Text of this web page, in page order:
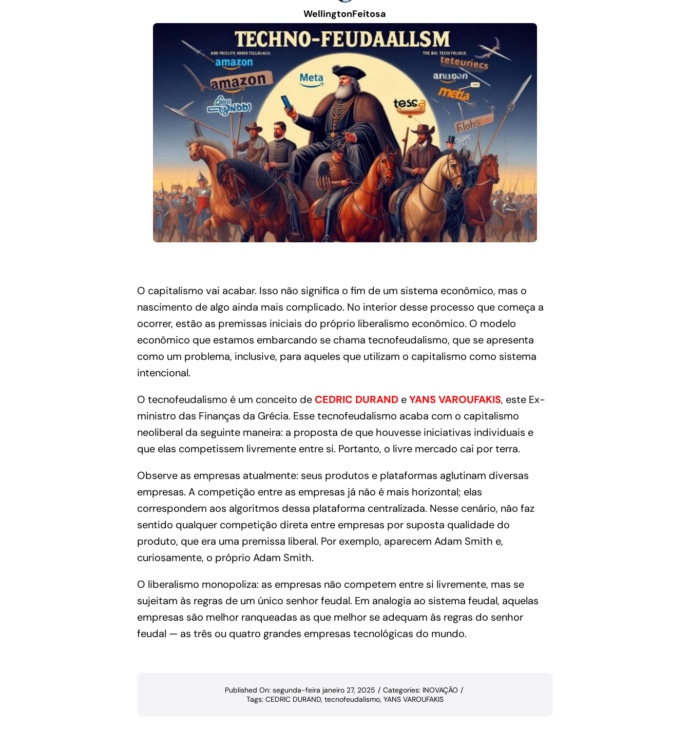
WellingtonFeitosa
O capitalismo vai acabar. Isso não significa o fim de um sistema econômico, mas o
nascimento de algo ainda mais complicado. No interior desse processo que começa a
ocorrer, estão as premissas iniciais do próprio liberalismo econômico. O modelo
econômico que estamos embarcando se chama tecnofeudalismo, que se apresenta
como um problema, inclusive, para aqueles que utilizam o capitalismo como sistema
intencional.
O tecnofeudalismo é um conceito de CEDRIC DURANDeYANS VAROUFAKIS, este Ex-
ministro das Finanças da Grécia. Esse tecnofeudalismo acaba com o capitalismo
neoliberal da seguinte maneira: a proposta de que houvesse iniciativas individuais e
que elas competissem livremente entre si. Portanto, o livre mercado cai por terra.
Observe as empresas atualmente: seus produtos e plataformas aglutinam diversas
empresas. A competição entre as empresas já não é mais horizontal; elas
correspondem aos algoritmos dessa plataforma centralizada. Nesse cenário, não faz
sentido qualquer competição direta entre empresas por suposta qualidade do
produto, que era uma premissa liberal. Por exemplo, aparecem Adam Smith e,
curiosamente, o próprio Adam Smith.
O liberalismo monopoliza: as empresas não competem entre si livremente, mas se
sujeitam às regras de um único senhor feudal. Em analogia ao sistema feudal, aquelas
empresas são melhor ranqueadas as que melhor se adequam às regras do senhor
feudal — as três ou quatro grandes empresas tecnológicas do mundo.
Published On: segunda-feira janeiro 27, 2025 / Categories: INOVAÇÃO /
Tags: CEDRIC DURAND, tecnofeudalismo, YANS VAROUFAKIS